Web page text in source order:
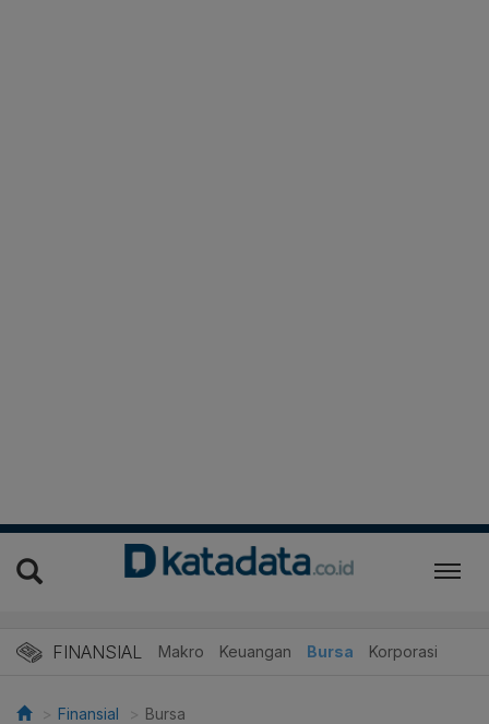
FINANSIAL Makro Keuangan Bursa Korporasi
Finansial Bursa